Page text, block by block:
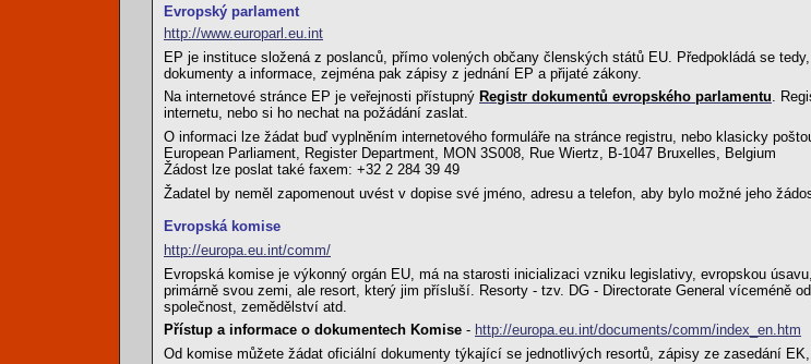
Evropský parlament
http://www.europarl.eu.int
EP je instituce složená z poslanců, přímo volených občany členských států EU. Předpokládá se
dokumenty a informace, zejména pak zápisy z jednání EP a přijaté zákony.
Na internetové stránce EP je veřejnosti přístupný Registr dokumentů evropského parlamentu.
internetu, nebo si ho nechat na požádání zaslat.
O informaci lze žádat buď vyplněním internetového formuláře na stránce registru, nebo klasicky
European Parliament, Register Department, MON 3S008, Rue Wiertz, B-1047 Bruxelles, Belgium
Žádost lze poslat také faxem: +32 2 284 39 49
Žadatel by neměl zapomenout uvést v dopise své jméno, adresu a telefon, aby bylo možné jeho
Evropská komise
http://europa.eu.int/comm/
Evropská komise je výkonný orgán EU, má na starosti inicializaci vzniku legislativy, evropskou
primárně svou zemi, ale resort, který jim přísluší. Resorty - tzv. DG - Directorate General
společnost, zemědělství atd.
Přístup a informace o dokumentech Komise - http://europa.eu.int/documents/comm/index_en.htm
Od komise můžete žádat oficiální dokumenty týkající se jednotlivých resortů, zápisy ze zasedání